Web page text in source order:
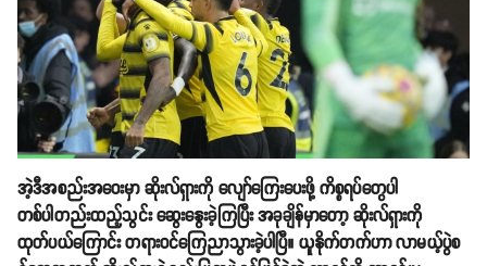
အဲ့ဒီအစည်းအဝေးမှာ ဆိုးလ်ရှားကို လျော်ကြေးပေးဖို့ ကိစ္စရပ်တွေပါ
တစ်ပါတည်းထည့်သွင်း ဆွေးနွေးခဲ့ကြပြီး အခုချိန်မှာတော့ ဆိုးလ်ရှားကို
ထုတ်ပယ်ကြောင်း တရားဝင်ကြေညာသွားခဲ့ပါပြီ။ ယူနိုက်တက်ဟာ လာမယ့်ပွဲစ